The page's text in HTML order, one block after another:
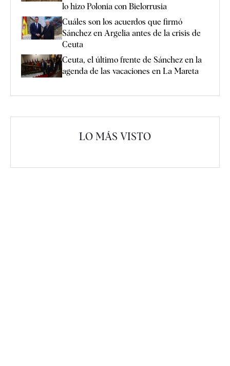
lo hizo Polonia con Bielorrusia
Cuáles son los acuerdos que firmó
Sánchez en Argelia antes de la crisis de
Ceuta
Ceuta, el último frente de Sánchez en la
agenda de las vacaciones en La Mareta
LO MÁS VISTO